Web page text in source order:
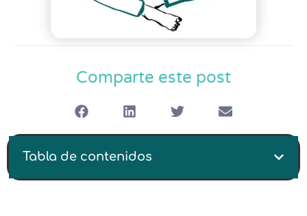
Comparte este post
Tabla de contenidos